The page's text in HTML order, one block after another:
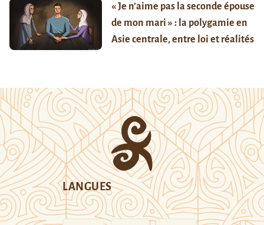
« Je n’aime pas la seconde épouse
de mon mari » : la polygamie en
Asie centrale, entre loi et réalités
LANGUES